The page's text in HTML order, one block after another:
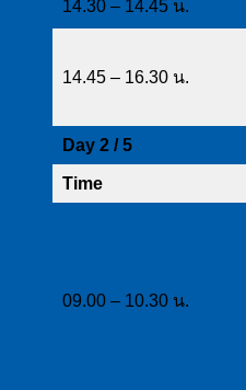
14.30 – 14.45 น.
14.45 – 16.30 น.
Day 2 / 5
Time
09.00 – 10.30 น.